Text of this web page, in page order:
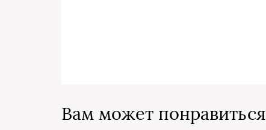
Вам может понравиться